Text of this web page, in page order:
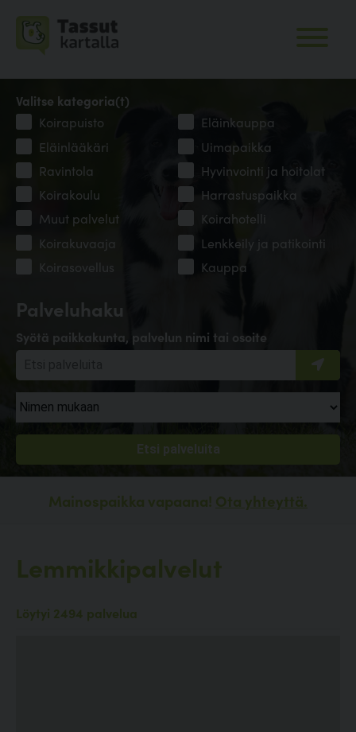
Palveluhaku
Syötä paikkakunta, palvelun nimi tai osoite
Valitse kategoria(t)
Koirapuisto
Eläinkauppa
Eläinlääkäri
Uimapaikka
Ravintola
Hyvinvointi ja hoitolat
Koirakoulu
Harrastuspaikka
Muut palvelut
Koirahotelli
Koirakuvaaja
Lenkkeily ja patikointi
Koirasovellus
Kauppa
Mainospaikka vapaana! Ota yhteyttä.
Lemmikkipalvelut
Löytyi 2494 palvelua